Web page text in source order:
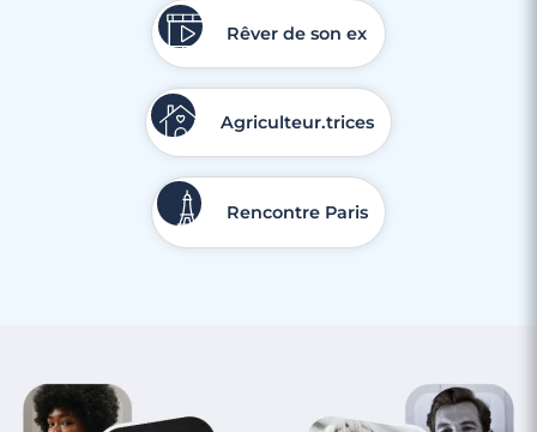
4 minutes
Rencontre à Saint-Cloud
Rêver de son ex
Agriculteur.trices
Rencontre Paris